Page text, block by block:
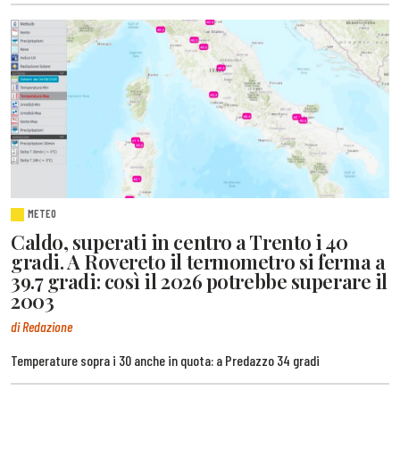
METEO
Caldo, superati in centro a Trento i 40
gradi. A Rovereto il termometro si ferma a
39.7 gradi: così il 2026 potrebbe superare il
2003
di Redazione
Temperature sopra i 30 anche in quota: a Predazzo 34 gradi